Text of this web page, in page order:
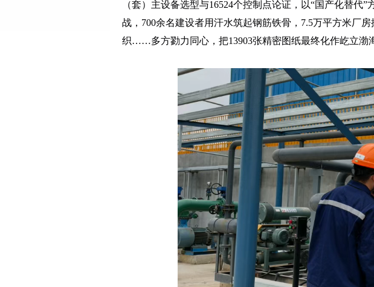
（套）主设备选型与16524个控制点论证，以“国产化替
战，700余名建设者用汗水筑起钢筋铁骨，7.5万平方米厂
织……多方勠力同心，把13903张精密图纸最终化作屹立渤